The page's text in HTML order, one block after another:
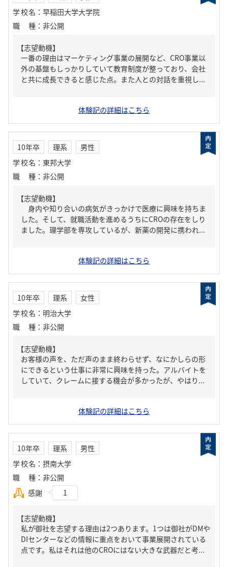
学校名 ： 早稲田大学大学院
職種 ： 非公開
【志望動機】
一番の理由はマーケティング事業の展開など、CRO事業以
外の基盤もしっかりしていて教育制度が整っており、会社
と共に成長できると感じた点。また人との対話を重視し...
体験記の詳細はこちら
10年卒 理系
男性
学校名 ： 東邦大学
職種 ： 非公開
【志望動機】
身内や知り合いの病気がきっかけで医療に興味を持ちま
した。そして、就職活動を進めるうちにCROの存在をしり
ました。理学部を専攻しているが、新薬の開発に携われ...
体験記の詳細はこちら
10年卒 理系
女性
学校名 ： 明治大学
職種 ： 非公開
【志望動機】
お客様の声を、ただ声のまま終わらせず、なにかしらの形
にできるという仕事に非常に興味を持った。アルバイトを
していて、クレームに接する機会が多かったが、やはり...
体験記の詳細はこちら
10年卒 理系
男性
学校名 ： 摂南大学
職種 ： 非公開
感謝
1
【志望動機】
私が御社を志望する理由は2つあります。1つは御社がDMや
DIセンターなどの情報に重点をおいて事業展開されている
点です。私はそれは他のCROにはない大きな武器だと考...